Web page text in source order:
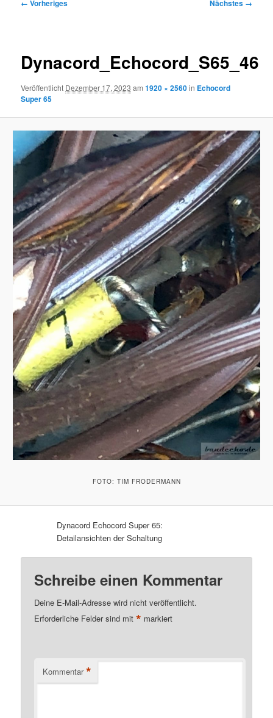
← Vorheriges Nächstes →
Dynacord_Echocord_S65_46
Veröffentlicht Dezember 17, 2023 am1920 × 2560in Echocord
Super 65
FOTO: TIM FRODERMANN
Dynacord Echocord Super 65:
Detailansichten der Schaltung
Schreibe einen Kommentar
Deine E-Mail-Adresse wird nicht veröffentlicht.
Erforderliche Felder sind mit* markiert
Kommentar *